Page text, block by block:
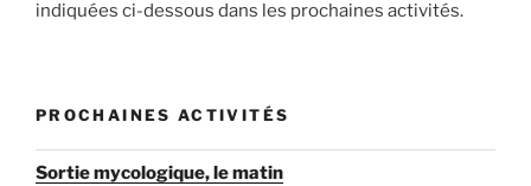
indiquées ci-dessous dans les prochaines activités.
PROCHAINES ACTIVITÉS
Sortie mycologique, le matin